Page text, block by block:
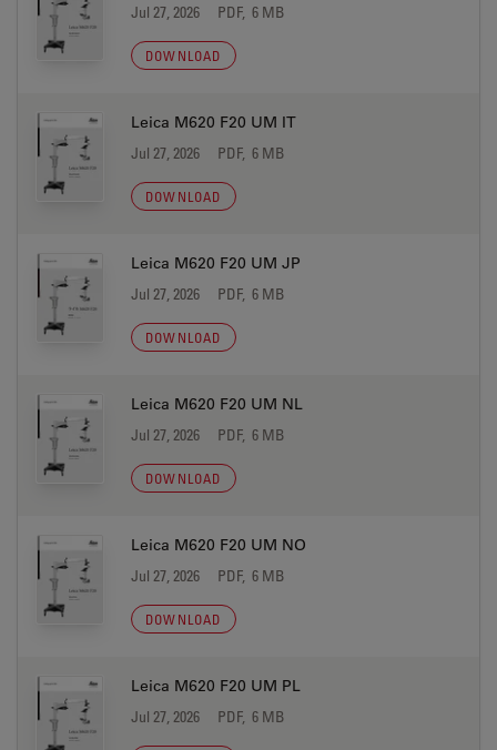
Jul 27, 2026 PDF, 6 MB
DOWNLOAD
Leica M620 F20 UM IT
Jul 27, 2026 PDF, 6 MB
DOWNLOAD
Leica M620 F20 UM JP
Jul 27, 2026 PDF, 6 MB
DOWNLOAD
Leica M620 F20 UM NL
Jul 27, 2026 PDF, 6 MB
DOWNLOAD
Leica M620 F20 UM NO
Jul 27, 2026 PDF, 6 MB
DOWNLOAD
Leica M620 F20 UM PL
Jul 27, 2026 PDF, 6 MB